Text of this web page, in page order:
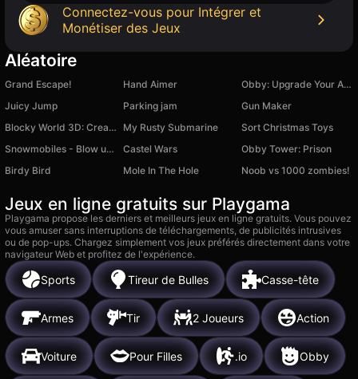
Connectez-vous pour Intégrer et
Monétiser des Jeux
Aléatoire
Grand Escape! Hand Aimer
Obby: Upgrade Your Aura
Juicy Jump
Parking jam
Gun Maker
Blocky World 3D: Creative Mode!
My Rusty Submarine
Sort Christmas Toys
Snowmobiles - Blow up Puffy
Castel Wars
Obby Tower: Prison
Birdy Bird
Mole In The Hole Noob vs 1000 zombies!
Jeux en ligne gratuits sur Playgama
Playgama propose les derniers et meilleurs jeux en ligne gratuits. Vous pouvez
vous amuser sans interruptions de téléchargements, de publicités intrusives
ou de pop-ups. Chargez simplement vos jeux préférés directement dans votre
navigateur Web et profitez de l'expérience.
Sports Tireur de Bulles Casse-tête
Armes Tir 2 Joueurs Action
Voiture Pour Filles .io Obby